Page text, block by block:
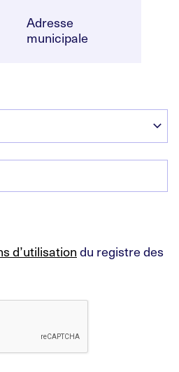
Adresse
municipale
d’utilisation du registre des